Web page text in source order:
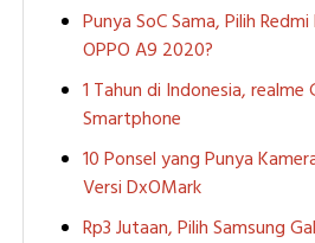
Punya SoC Sama, Pilih
OPPO A9 2020?
1 Tahun di Indonesia, realme
Smartphone
10 Ponsel yang Punya
Versi DxOMark
Rp3 Jutaan, Pilih Samsung